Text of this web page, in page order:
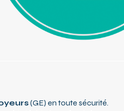
(GE) en toute sécurité.